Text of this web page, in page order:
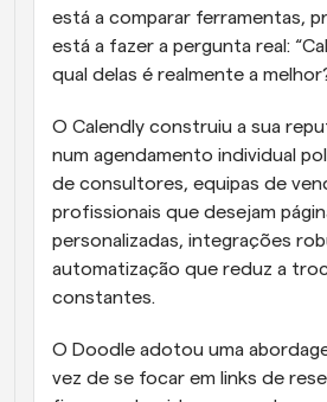
Links de Grupo Dinâmico
Agende reuniões de forma
Receba notificações quando
está a comparar ferramentas,
está a fazer a pergunta real:
qual delas é realmente a
O Calendly construiu a sua
num agendamento individual
de consultores, equipas de
profissionais que desejam
personalizadas, integrações
automatização que reduz a
constantes.
O Doodle adotou uma
vez de se focar em links de